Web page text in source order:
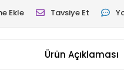
Ekle Tavsiye Et
Ürün Açıklaması